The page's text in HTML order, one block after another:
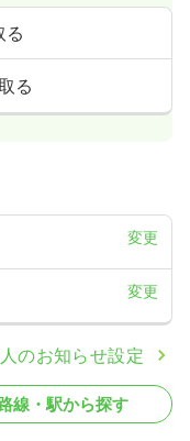
る
る
変更
変更
のお知らせ設定
線・駅から探す